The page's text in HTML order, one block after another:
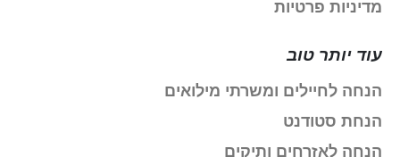
מדיניות פרטיות
עוד יותר טוב
הנחה לחיילים ומשרתי מילואים
הנחת סטודנט
הנחה לאזרחים ותיקים